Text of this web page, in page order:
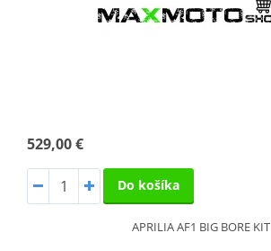
529,00 €
Do košíka
APRILIA AF1 BIG BORE KIT